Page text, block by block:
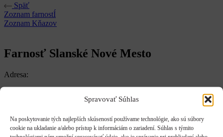
Spravovať Súhlas
Na poskytovanie tých najlepších skúseností používame technológie, ako sú súbory
cookie na ukladanie a/alebo prístup k informáciám o zariadení. Súhlas s týmito
Späť
Zoznam farnostÍ
Zoznam Kňazov
Farnosť Slanské Nové Mesto
Adresa:
Peter Orenič